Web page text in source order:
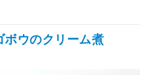
ボウのクリーム煮